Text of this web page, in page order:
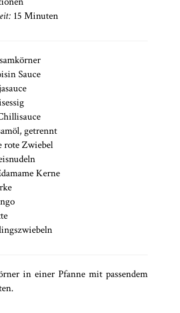
15 Minuten
Sauce
getrennt
rote Zwiebel
Kerne
in einer Pfanne mit passendem